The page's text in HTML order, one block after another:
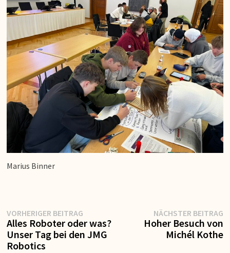
Marius Binner
Beitragsnavigation
VORHERIGER BEITRAG
Beitrag:
Alles Roboter oder was?
Unser Tag bei den JMG
Robotics
NÄCHSTER BEITRAG
Hoher Besuch von
Michél Kothe